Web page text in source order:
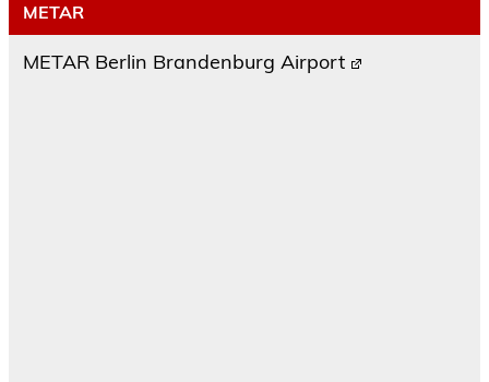
METAR
METAR Berlin Brandenburg Airport